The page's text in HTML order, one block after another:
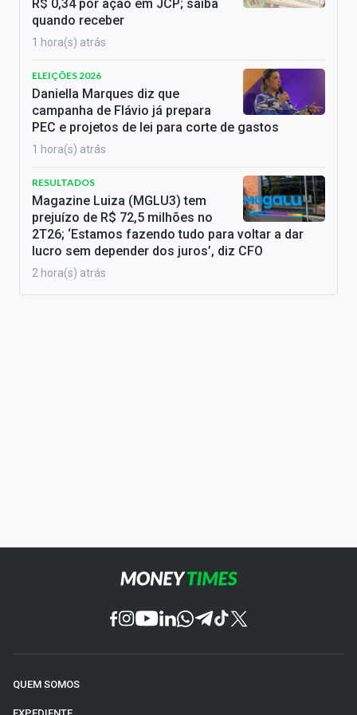
R$ 0,34 por ação em JCP; saiba
quando receber
1 hora(s) atrás
ELEIÇÕES 2026
Daniella Marques diz que
campanha de Flávio já prepara
PEC e projetos de lei para corte de gastos
1 hora(s) atrás
RESULTADOS
Magazine Luiza (MGLU3) tem
prejuízo de R$ 72,5 milhões no
2T26; ‘Estamos fazendo tudo para voltar a dar
lucro sem depender dos juros’, diz CFO
2 hora(s) atrás
QUEM SOMOS